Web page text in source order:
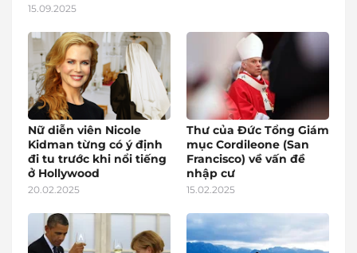
15.09.2025
Nữ diễn viên Nicole
Kidman từng có ý định
đi tu trước khi nổi tiếng
ở Hollywood
20.02.2025
Thư của Đức Tổng Giám
mục Cordileone (San
Francisco) về vấn đề
nhập cư
15.02.2025